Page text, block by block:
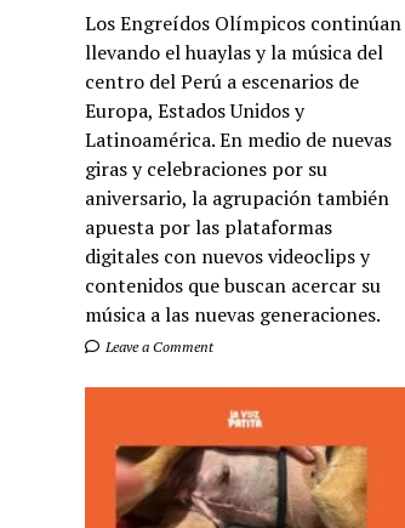
Los Engreídos Olímpicos continúan
llevando el huaylas y la música del
centro del Perú a escenarios de
Europa, Estados Unidos y
Latinoamérica. En medio de nuevas
giras y celebraciones por su
aniversario, la agrupación también
apuesta por las plataformas
digitales con nuevos videoclips y
contenidos que buscan acercar su
música a las nuevas generaciones.
Leave a Comment